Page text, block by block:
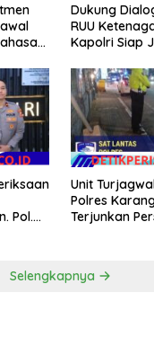
Dukung
RUU
Kapolri Siap
Pol.
Unit
Polres
Terjunkan
Selengkapnya